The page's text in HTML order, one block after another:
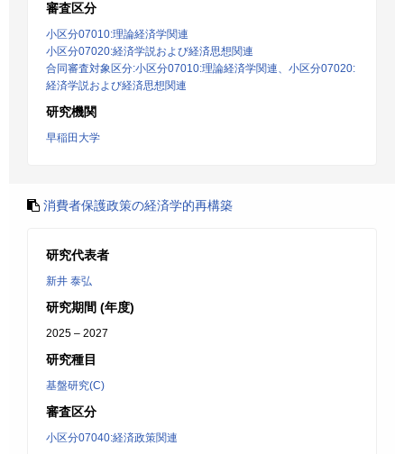
審査区分
小区分07010:理論経済学関連
小区分07020:経済学説および経済思想関連
合同審査対象区分:小区分07010:理論経済学関連、小区分07020:
経済学説および経済思想関連
研究機関
早稲田大学
消費者保護政策の経済学的再構築
研究代表者
新井 泰弘
研究期間 (年度)
2025 – 2027
研究種目
基盤研究(C)
審査区分
小区分07040:経済政策関連